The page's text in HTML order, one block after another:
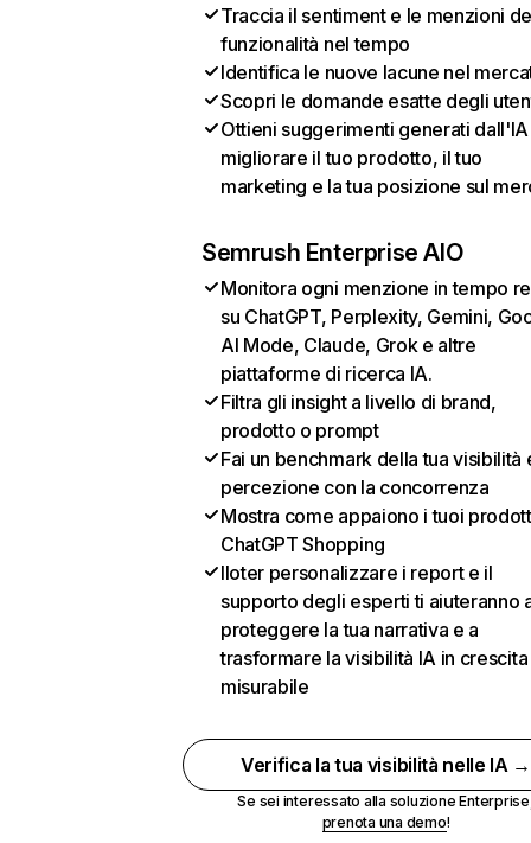
Traccia il sentiment e le menzioni
funzionalità nel tempo
Identifica le nuove lacune nel
Scopri le domande esatte degli
Ottieni suggerimenti generati
migliorare il tuo prodotto, il tuo
marketing e la tua posizione sul
Semrush Enterprise AIO
Monitora ogni menzione in tempo
su ChatGPT, Perplexity, Gemini,
AI Mode, Claude, Grok e altre
piattaforme di ricerca IA.
Filtra gli insight a livello di brand,
prodotto o prompt
Fai un benchmark della tua visibilità
percezione con la concorrenza
Mostra come appaiono i tuoi
ChatGPT Shopping
Iloter personalizzare i report e il
supporto degli esperti ti aiuteranno
proteggere la tua narrativa e a
trasformare la visibilità IA in crescita
misurabile
Verifica la tua visibilità nelle IA →
Se sei interessato alla soluzione
prenota una demo!